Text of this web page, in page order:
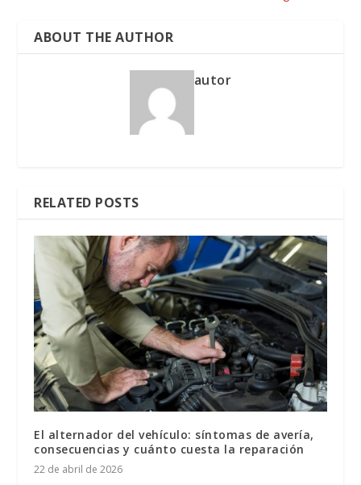
ABOUT THE AUTHOR
autor
RELATED POSTS
El alternador del vehículo: síntomas de avería,
consecuencias y cuánto cuesta la reparación
22 de abril de 2026